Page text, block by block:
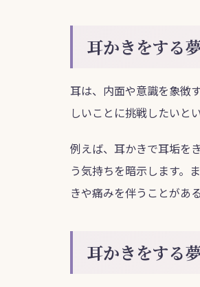
耳かきをする
耳は、内面や意識を象徴
しいことに挑戦したいと
例えば、耳かきで耳垢を
う気持ちを暗示します。
きや痛みを伴うことがあ
耳かきをする